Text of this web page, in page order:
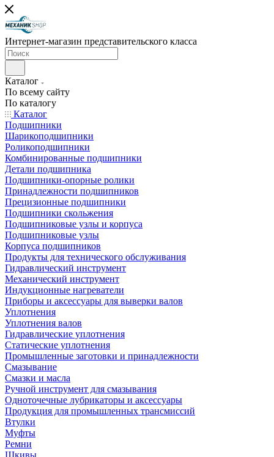
Интернет-магазин представительского класса
Каталог
По всему сайту
По каталогу
Каталог
Подшипники
Шарикоподшипники
Роликоподшипники
Комбинированные подшипники
Детали подшипника
Подшипники-опорные ролики
Принадлежности подшипников
Прецизионные подшипники
Подшипники скольжения
Подшипниковые узлы и корпуса
Подшипниковые узлы
Корпуса подшипников
Продукты для технического обслуживания
Гидравлический инструмент
Механический инструмент
Индукционные нагреватели
Приборы и аксессуары для выверки валов
Уплотнения
Уплотнения валов
Гидравлические уплотнения
Статические уплотнения
Промышленные заготовки и принадлежности
Смазывание
Смазки и масла
Ручной инструмент для смазывания
Одноточечные лубрикаторы и аксессуары
Продукция для промышленных трансмиссий
Втулки
Муфты
Ремни
Шкивы